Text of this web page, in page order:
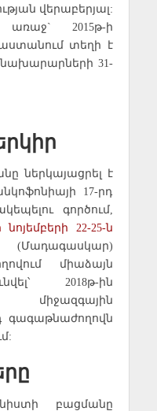
վերաբերյալ:
2015թ-ի
տեղի է
նախարարների 31-
ներկայացրել է
17-րդ
գործում,
նոյեմբերի 22-25-ն
(Մադագասկար)
միաձայն
2018թ-ին
գագաթնաժողովն
բացմանը